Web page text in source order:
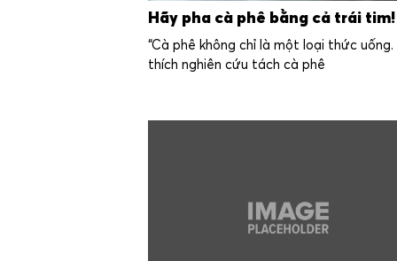
Hãy pha cà phê bằng cả trái tim!
“Cà phê không chỉ là một loại thức uống.
thích nghiên cứu tách cà phê